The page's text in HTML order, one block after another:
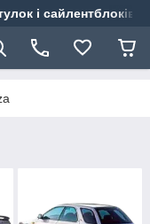
і сайлентблоків